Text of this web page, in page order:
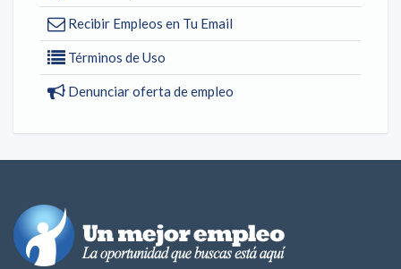
Recibir Empleos en Tu Email
Términos de Uso
Denunciar oferta de empleo